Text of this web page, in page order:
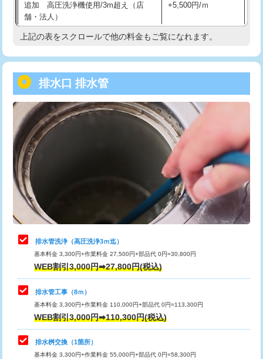
業)
給水管工事※（塩ビ管（VP・HI）使
用/3ｍまで)
用（追加）/3ｍ超え)
給水管工事※（ライニング鋼管・銅
管・ポリ管・HT管使用/3ｍまで)
44,000円
給水管工事※（ライニング鋼管・銅
管・ポリ管・HT管使用/3ｍ超え)
+8,800円
排水管工事（土の掘削・埋め戻し作
業）
11,000円~
排水管工事（排水管工事/3ｍまで） 55,000円
排水管工事（追加 排水管工事/3ｍ超
え）
マス交換（土の掘削・埋め戻し作業）
マス交換（深さ50㎝未満）
マス交換（深さ50㎝以上）
コンクリート斫り（厚さ10㎝まで）
追加 高圧洗浄機使用/3m超え（店
舗・法人）
+5,500円/ｍ
高度高圧洗浄換 現地調査
トーラー機使用/3mまで
追加トーラー機使用/3m超え +3,300円
カメラ調査 33,000円
桝清掃 8,800円
止水・漏水調査・防水処理・清掃・修
理・調整・分解・加工など（軽作業）
11,000円
止水・漏水調査・防水処理・清掃・修
理・調整・分解・加工など（中作業）
22,000円
止水・漏水調査・防水処理・清掃・修
理・調整・分解・加工など（重作業）
33,000円
その他部品の脱着
交換・取付（タンク）
交換・取付(単水栓（壁付・デッキ
式）)
上記の表をスクロールで他の料金もご覧になれます。
排水口 排水管
排水管洗浄（高圧洗浄3ｍ迄）
基本料金 3,300円+作業料金 27,500円+部品代 0円=30,800円
WEB割引3,000円➡27,800円(税込)
排水管工事（8ｍ）
基本料金 3,300円+作業料金 110,000円+部品代 0円=113,300円
WEB割引3,000円➡110,300円(税込)
排水桝交換（1箇所）
基本料金 3,300円+作業料金 55,000円+部品代 0円=58,300円